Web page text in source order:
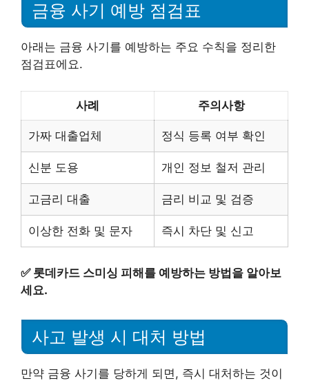
금융 사기 예방 점검표
아래는 금융 사기를 예방하는 주요 수칙을 정리한
점검표에요.
사례 주의사항
가짜 대출업체 정식 등록 여부 확인
신분 도용 개인 정보 철저 관리
고금리 대출 금리 비교 및 검증
이상한 전화 및 문자 즉시 차단 및 신고
✅ 롯데카드 스미싱 피해를 예방하는 방법을 알아보
세요.
사고 발생 시 대처 방법
만약 금융 사기를 당하게 되면, 즉시 대처하는 것이